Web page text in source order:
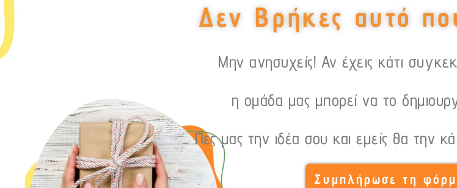
Δεν Βρήκες αυτό
Μην ανησυχείς! Αν έχεις κάτι
η ομάδα μας μπορεί να το
Πες μας την ιδέα σου και εμείς θα την
Συμπλήρωσε τη